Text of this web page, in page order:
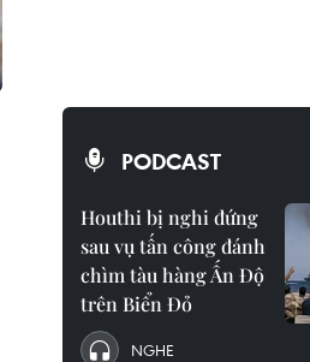
PODCAST
Houthi bị nghi đứng
sau vụ tấn công đánh
chìm tàu hàng Ấn Độ
trên Biển Đỏ
NGHE